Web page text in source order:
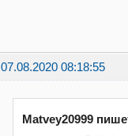
07.08.2020 08:18:55
Matvey20999